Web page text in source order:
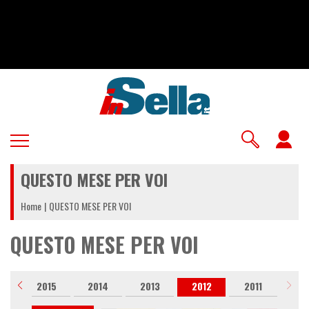
QUESTO MESE PER VOI
Home QUESTO MESE PER VOI
QUESTO MESE PER VOI
2015 2014 2013 2012 2011